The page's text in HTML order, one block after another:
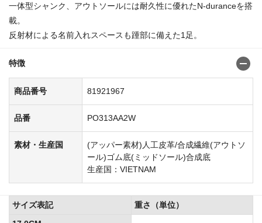
一体型シャンク、アウトソールには耐久性に優れたN-duranceを搭
載。
反射材による名前入れスペースも踵部に備えた1足。
特徴
商品番号 81921967
品番 PO313AA2W
素材・生産国
(アッパー素材)人工皮革/合成繊維(アウトソ
ール)ゴム底(ミッドソール)合成底
生産国：VIETNAM
サイズ表記
重さ（単位）